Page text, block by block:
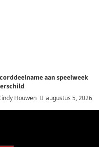
aan speelweek
Houwen augustus 5, 2026